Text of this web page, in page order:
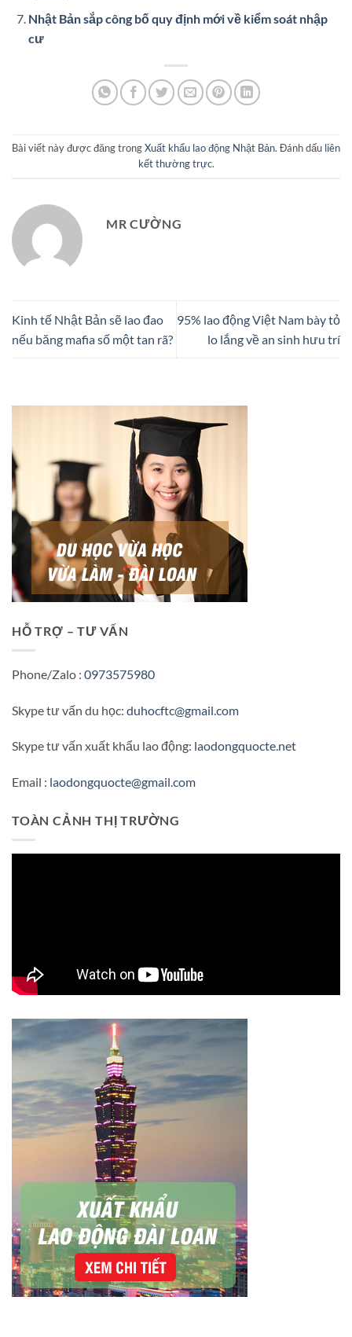
Nhật Bản sắp công bố quy định mới về kiểm soát nhập
cư
Bài viết này được đăng trongXuất khẩu lao động Nhật Bản. Đánh dấu liên
kết thường trực.
MR CƯỜNG
Kinh tế Nhật Bản sẽ lao đao
nếu băng mafia số một tan rã?
95% lao động Việt Nam bày tỏ
lo lắng về an sinh hưu trí
HỖ TRỢ – TƯ VẤN
Phone/Zalo : 0973575980
Skype tư vấn du học: duhocftc@gmail.com
Skype tư vấn xuất khẩu lao động: laodongquocte.net
Email : laodongquocte@gmail.com
TOÀN CẢNH THỊ TRƯỜNG